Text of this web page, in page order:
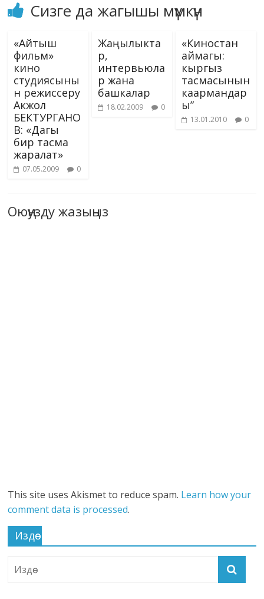
Сизге да жагышы мүмкүн
«Айтыш
фильм»
кино
студиясыны
н режиссеру
Акжол
БЕКТУРГАНО
В: «Дагы
бир тасма
жаралат»
07.05.2009 0
Жаңылыкта
р,
интервьюла
р жана
башкалар
18.02.2009 0
«Киностан
аймагы:
кыргыз
тасмасынын
каармандар
ы”
13.01.2010 0
Оюңузду жазыңыз
This site uses Akismet to reduce spam. Learn how your
comment data is processed.
Издөө